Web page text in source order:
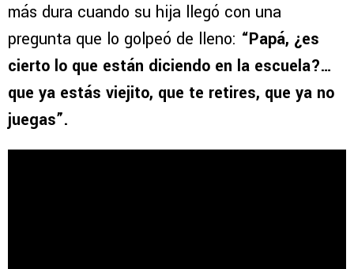
más dura cuando su hija llegó con una
pregunta que lo golpeó de lleno: “Papá, ¿es
cierto lo que están diciendo en la escuela?…
que ya estás viejito, que te retires, que ya no
juegas”.